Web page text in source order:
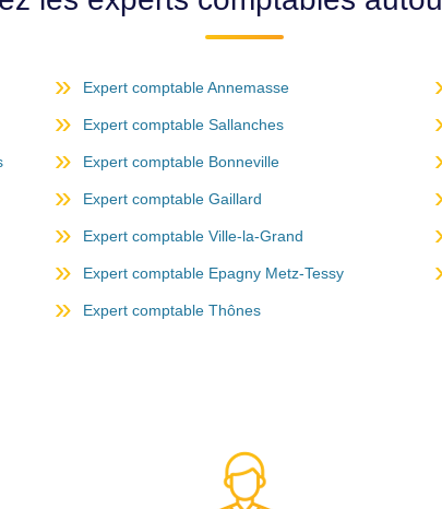
Expert comptable Annemasse
Expert comptable Sallanches
Expert comptable Bonneville
Expert comptable Gaillard
Expert comptable Ville-la-Grand
Expert comptable Epagny Metz-Tessy
Expert comptable Thônes